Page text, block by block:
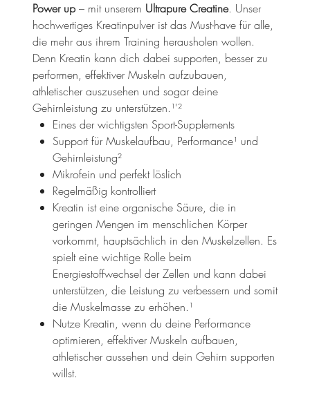
Power up – mit unserem Ultrapure Creatine. Unser
hochwertiges Kreatinpulver ist das Must-have für alle,
die mehr aus ihrem Training herausholen wollen.
Denn Kreatin kann dich dabei supporten, besser zu
performen, effektiver Muskeln aufzubauen,
athletischer auszusehen und sogar deine
Gehirnleistung zu unterstützen.¹'²
Eines der wichtigsten Sport-Supplements
Support für Muskelaufbau, Performance¹ und
Gehirnleistung²
Mikrofein und perfekt löslich
Regelmäßig kontrolliert
Kreatin ist eine organische Säure, die in
geringen Mengen im menschlichen Körper
vorkommt, hauptsächlich in den Muskelzellen. Es
spielt eine wichtige Rolle beim
Energiestoffwechsel der Zellen und kann dabei
unterstützen, die Leistung zu verbessern und somit
die Muskelmasse zu erhöhen.¹
Nutze Kreatin, wenn du deine Performance
optimieren, effektiver Muskeln aufbauen,
athletischer aussehen und dein Gehirn supporten
willst.